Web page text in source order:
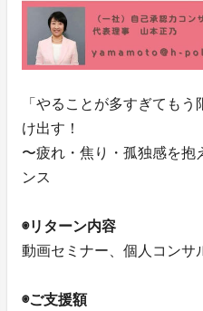
「やることが多すぎても
け出す！
〜疲れ・焦り・孤独感を抱
ンス
◉リターン内容
動画セミナー、個人コンサ
◉ご支援額